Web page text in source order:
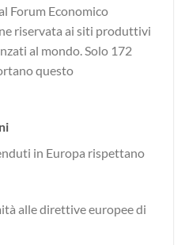
Forum Economico
riservata ai siti produttivi
al mondo. Solo 172
questo
in Europa rispettano
alle direttive europee di